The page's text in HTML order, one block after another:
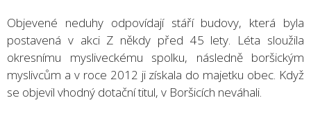
Objevené neduhy odpovídají stáří budovy, která byla
postavená v akci Z někdy před 45 lety. Léta sloužila
okresnímu mysliveckému spolku, následně boršickým
myslivcům a v roce 2012 ji získala do majetku obec. Když
se objevil vhodný dotační titul, v Boršicích neváhali.